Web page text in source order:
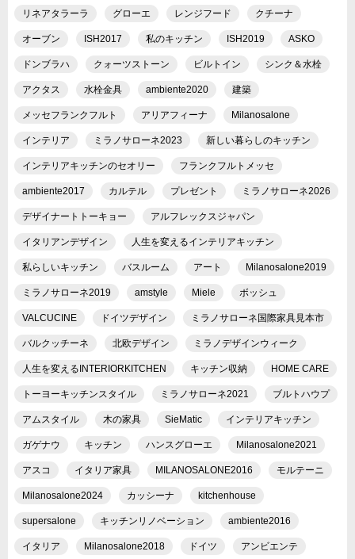
リネアタラーラ グローエ レンジフード クチーナ
オーブン ISH2017 私のキッチン ISH2019 ASKO
ドンブラハ クォーツストーン ビルトイン シンク＆水栓
アクタス 水栓金具 ambiente2020 建築
メッセフランクフルト アリアフィーナ Milanosalone
インテリア ミラノサローネ2023 新しい暮らしのキッチン
インテリアキッチンのセオリー フランクフルトメッセ
ambiente2017 カルテル プレゼント ミラノサローネ2026
デザイナートトーキョー アルフレックスジャパン
イタリアンデザイン 人生を変えるインテリアキッチン
私らしいキッチン バスルーム アート Milanosalone2019
ミラノサローネ2019 amstyle Miele ボッシュ
VALCUCINE ドイツデザイン ミラノサローネ国際家具見本市
バルクッチーネ 北欧デザイン ミラノデザインウィーク
人生を変えるINTERIORKITCHEN キッチン収納 HOME CARE
トーヨーキッチンスタイル ミラノサローネ2021 ブルトハウプ
アムスタイル 木の家具 SieMatic インテリアキッチン
ガゲナウ キッチン ハンスグローエ Milanosalone2021
アスコ イタリア家具 MILANOSALONE2016 モルテーニ
Milanosalone2024 カッシーナ kitchenhouse
supersalone キッチンリノベーション ambiente2016
イタリア Milanosalone2018 ドイツ アンビエンテ